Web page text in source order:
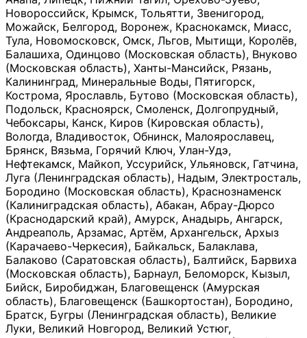
Новороссийск, Крымск, Тольятти, Звенигород,
Можайск, Белгород, Воронеж, Краснокамск, Миасс,
Тула, Новомосковск, Омск, Льгов, Мытищи, Королёв,
Балашиха, Одинцово (Московская область), Внуково
(Московская область), Ханты-Мансийск, Рязань,
Калининград, Минеральные Воды, Пятигорск,
Кострома, Ярославль, Бутово (Московская область),
Подольск, Красноярск, Смоленск, Долгопрудный,
Чебоксары, Канск, Киров (Кировская область),
Вологда, Владивосток, Обнинск, Малоярославец,
Брянск, Вязьма, Горячий Ключ, Улан-Удэ,
Нефтекамск, Майкоп, Уссурийск, Ульяновск, Гатчина,
Луга (Ленинградская область), Надым, Электросталь,
Бородино (Московская область), Краснознаменск
(Калиниградская область), Абакан, Абрау-Дюрсо
(Краснодарский край), Амурск, Анадырь, Ангарск,
Андреаполь, Арзамас, Артём, Архангельск, Архыз
(Карачаево-Черкесия), Байкальск, Балаклава,
Балаково (Саратовская область), Балтийск, Барвиха
(Московская область), Барнаул, Беломорск, Кызыл,
Бийск, Биробиджан, Благовещенск (Амурская
область), Благовещенск (Башкортостан), Бородино,
Братск, Бугры (Ленинградская область), Великие
Луки, Великий Новгород, Великий Устюг,